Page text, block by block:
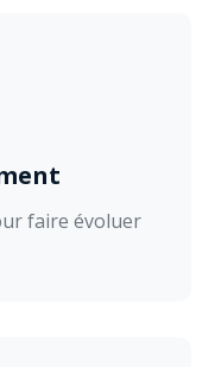
faire évoluer